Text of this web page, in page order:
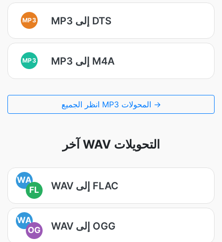
MP3 MP3 إلى DTS
MP3 MP3 إلى M4A
انظر الجميع MP3 المحولات →
آخر WAV التحويلات
WA
FL
WAV إلى FLAC
WA
OG
WAV إلى OGG